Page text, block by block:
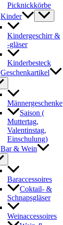
Picknickkörbe
Kinder
Kindergeschirr &
-gläser
Kinderbesteck
Geschenkartikel
Männergeschenke
Saison (
Muttertag,
Valentinstag,
Einschulung)
Bar & Wein
Baraccessoires
Coktail- &
Schnapsgläser
Weinaccessoires